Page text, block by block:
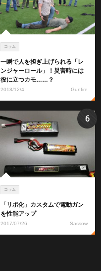
コラム
一瞬で人を担ぎ上げられる「レ
ンジャーロール」！災害時には
役に立つカモ……？
2018/12/4 Gunfire
コラム
「リポ化」カスタムで電動ガン
を性能アップ
2017/07/26 Sassow
6